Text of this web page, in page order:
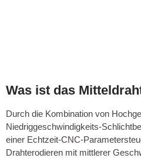
Was ist das
Durch die Kombination von
Niedriggeschwindigkeits-
einer Echtzeit-CNC-
Drahterodieren mit mittlerer